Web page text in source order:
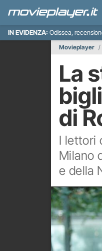
IN EVIDENZA: Odissea,
Movieplayer
La
di
I lettori
Milano
e della